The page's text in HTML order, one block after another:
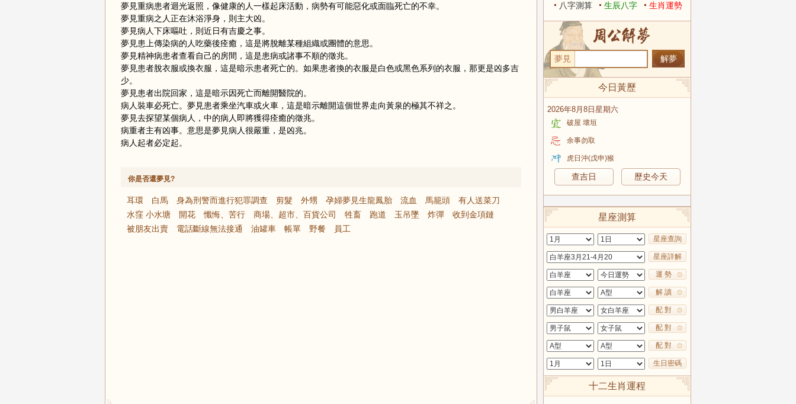
夢見重病患者迴光返照，像健康的人一樣起床活動，病勢有可能惡化或面臨死亡的不幸。
夢見重病之人正在沐浴淨身，則主大凶。
夢見病人下床嘔吐，則近日有吉慶之事。
夢見患上傳染病的人吃藥後痊癒，這是將脫離某種組織或團體的意思。
夢見精神病患者查看自己的房間，這是患病或諸事不順的徵兆。
夢見患者脫衣服或換衣服，這是暗示患者死亡的。如果患者換的衣服是白色或黑色系列的衣服，那更是凶多吉
少。
夢見患者出院回家，這是暗示因死亡而離開醫院的。
病人裝車必死亡。夢見患者乘坐汽車或火車，這是暗示離開這個世界走向黃泉的極其不祥之。
夢見去探望某個病人，中的病人即將獲得痊癒的徵兆。
病重者主有凶事。意思是夢見病人很嚴重，是凶兆。
病人起者必定起。
你是否還夢見?
耳環 白馬 身為刑警而進行犯罪調查 剪髮 外甥 孕婦夢見生龍鳳胎 流血 馬籠頭
有人送菜刀
水窪 小水塘
開花 懺悔、苦行 商場、超市、百貨公司 牲畜 跑道 玉吊墜 炸彈
收到金項鏈
被朋友出賣
電話斷線無法接通 油罐車 帳單 野餐 員工
八字測算
生辰八字 生肖運勢
夢見
今日黃歷
2026年8月8日星期六
破屋 壞垣
余事勿取
虎日沖(戊申)猴
查吉日 歷史今天
星座測算
星座查詢
星座詳解
運 勢
解 讀
配 對
配 對
配 對
生日密碼
十二生肖運程